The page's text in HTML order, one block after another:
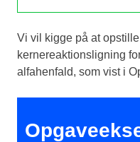
Vi vil kigge på at
kernereaktionsligning
alfahenfald, som vist i